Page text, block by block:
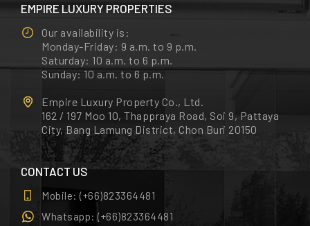
EMPIRE LUXURY PROPERTIES
Our availability is:
Monday-Friday: 9 a.m. to 9 p.m.
Saturday: 10 a.m. to 6 p.m.
Sunday: 10 a.m. to 6 p.m.
Empire Luxury Property Co., Ltd.
162 / 197 Moo 10, Thappraya Road, Soi 9, Pattaya
City, Bang Lamung District, Chon Buri 20150
CONTACT US
Mobile: (+66)823364481
Whatsapp: (+66)823364481